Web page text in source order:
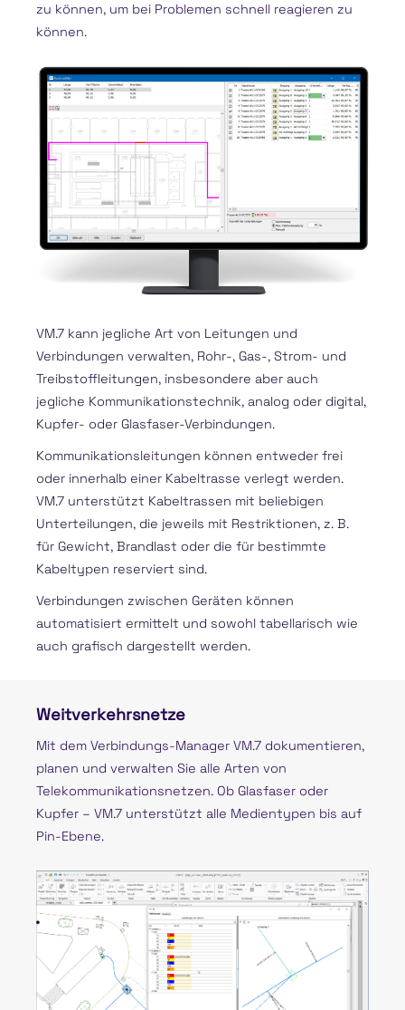
zu können, um bei Problemen schnell reagieren zu
können.
VM.7 kann jegliche Art von Leitungen und
Verbindungen verwalten, Rohr-, Gas-, Strom- und
Treibstoffleitungen, insbesondere aber auch
jegliche Kommunikationstechnik, analog oder digital,
Kupfer- oder Glasfaser-Verbindungen.
Kommunikationsleitungen können entweder frei
oder innerhalb einer Kabeltrasse verlegt werden.
VM.7 unterstützt Kabeltrassen mit beliebigen
Unterteilungen, die jeweils mit Restriktionen, z. B.
für Gewicht, Brandlast oder die für bestimmte
Kabeltypen reserviert sind.
Verbindungen zwischen Geräten können
automatisiert ermittelt und sowohl tabellarisch wie
auch grafisch dargestellt werden.
Weitverkehrsnetze
Mit dem Verbindungs-Manager VM.7 dokumentieren,
planen und verwalten Sie alle Arten von
Telekommunikationsnetzen. Ob Glasfaser oder
Kupfer – VM.7 unterstützt alle Medientypen bis auf
Pin-Ebene.